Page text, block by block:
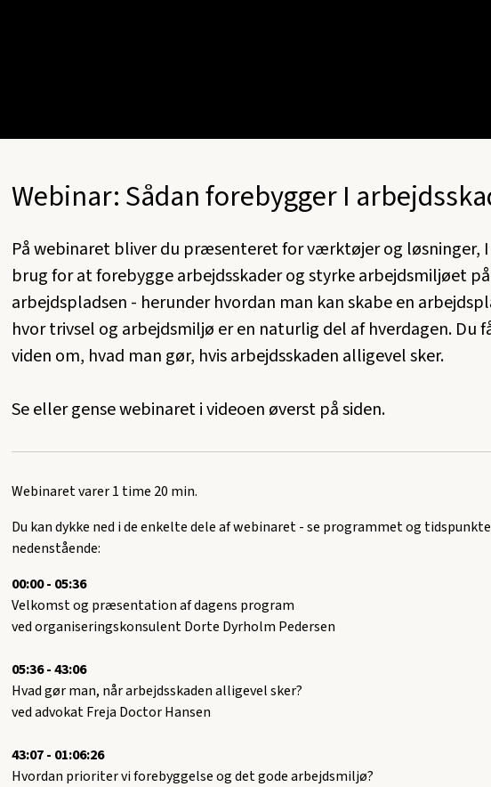
Webinar: Sådan forebygger I
På webinaret bliver du præsenteret for værktøjer og løsninger,
brug for at forebygge arbejdsskader og styrke arbejdsmiljøet på
arbejdspladsen - herunder hvordan man kan skabe en
hvor trivsel og arbejdsmiljø er en naturlig del af hverdagen. Du
viden om, hvad man gør, hvis arbejdsskaden alligevel sker.
Se eller gense webinaret i videoen øverst på siden.
Webinaret varer 1 time 20 min.
Du kan dykke ned i de enkelte dele af webinaret - se programmet og
nedenstående:
00:00 - 05:36
Velkomst og præsentation af dagens program
ved organiseringskonsulent Dorte Dyrholm Pedersen
05:36 - 43:06
Hvad gør man, når arbejdsskaden alligevel sker?
ved advokat Freja Doctor Hansen
43:07 - 01:06:26
Hvordan prioriter vi forebyggelse og det gode arbejdsmiljø?